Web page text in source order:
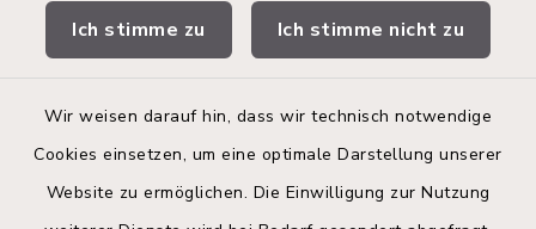
Ich stimme zu Ich stimme nicht zu
Wir weisen darauf hin, dass wir technisch notwendige
Cookies einsetzen, um eine optimale Darstellung unserer
Website zu ermöglichen. Die Einwilligung zur Nutzung
Bürgerinformationsbroschüre